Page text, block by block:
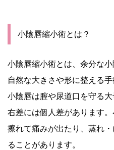
小陰唇縮小術とは？
小陰唇縮小術とは、余分な
自然な大きさや形に整える手
小陰唇は膣や尿道口を守る
右差には個人差があります
擦れて痛みが出たり、蒸れ
ることがあります。